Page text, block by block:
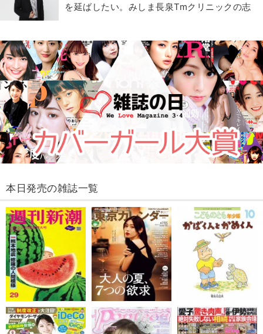
を延ばしたい。みしま長泉Tmクリニックの志
本日発売の雑誌一覧